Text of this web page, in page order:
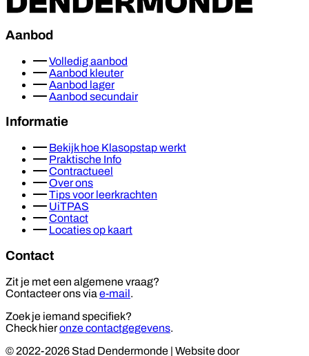
Aanbod
Volledig aanbod
Aanbod kleuter
Aanbod lager
Aanbod secundair
Informatie
Bekijk hoe Klasopstap werkt
Praktische Info
Contractueel
Over ons
Tips voor leerkrachten
UiTPAS
Contact
Locaties op kaart
Contact
Zit je met een algemene vraag?
Contacteer ons via e-mail.
Zoek je iemand specifiek?
Check hieronze contactgegevens.
© 2022-2026 Stad Dendermonde | Website door